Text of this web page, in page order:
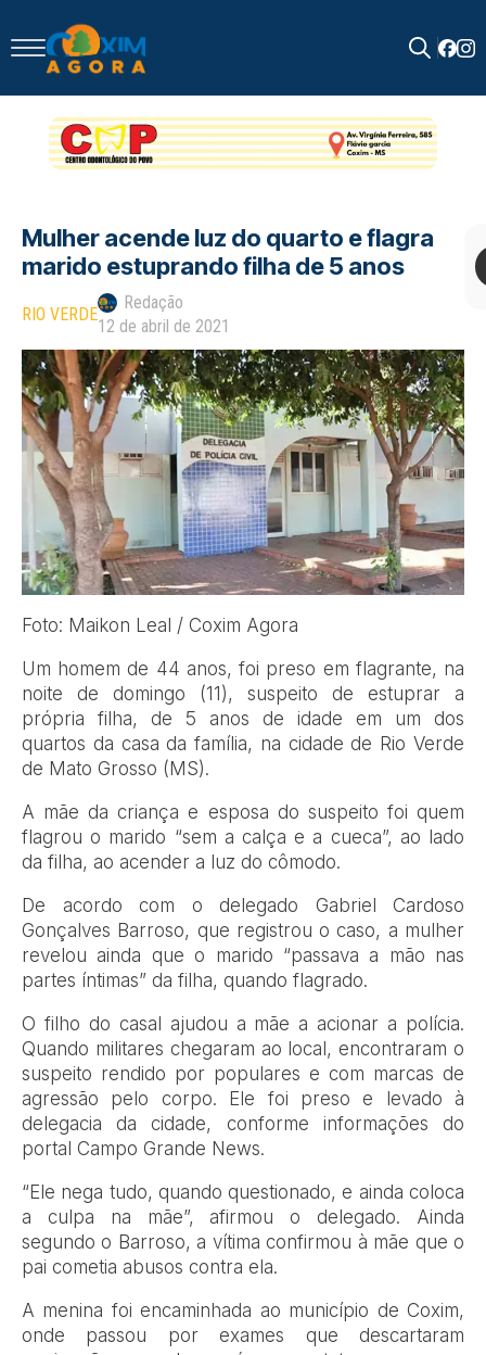
for:
Mulher acende luz do quarto e flagra
marido estuprando filha de 5 anos
RIO VERDE
Redação
12 de abril de 2021
Foto: Maikon Leal / Coxim Agora
Um homem de 44 anos, foi preso em flagrante, na
noite de domingo (11), suspeito de estuprar a
própria filha, de 5 anos de idade em um dos
quartos da casa da família, na cidade de Rio Verde
de Mato Grosso (MS).
A mãe da criança e esposa do suspeito foi quem
flagrou o marido “sem a calça e a cueca”, ao lado
da filha, ao acender a luz do cômodo.
De acordo com o delegado Gabriel Cardoso
Gonçalves Barroso, que registrou o caso, a mulher
revelou ainda que o marido “passava a mão nas
partes íntimas” da filha, quando flagrado.
O filho do casal ajudou a mãe a acionar a polícia.
Quando militares chegaram ao local, encontraram o
suspeito rendido por populares e com marcas de
agressão pelo corpo. Ele foi preso e levado à
delegacia da cidade, conforme informações do
portal Campo Grande News.
“Ele nega tudo, quando questionado, e ainda coloca
a culpa na mãe”, afirmou o delegado. Ainda
segundo o Barroso, a vítima confirmou à mãe que o
pai cometia abusos contra ela.
A menina foi encaminhada ao município de Coxim,
onde passou por exames que descartaram